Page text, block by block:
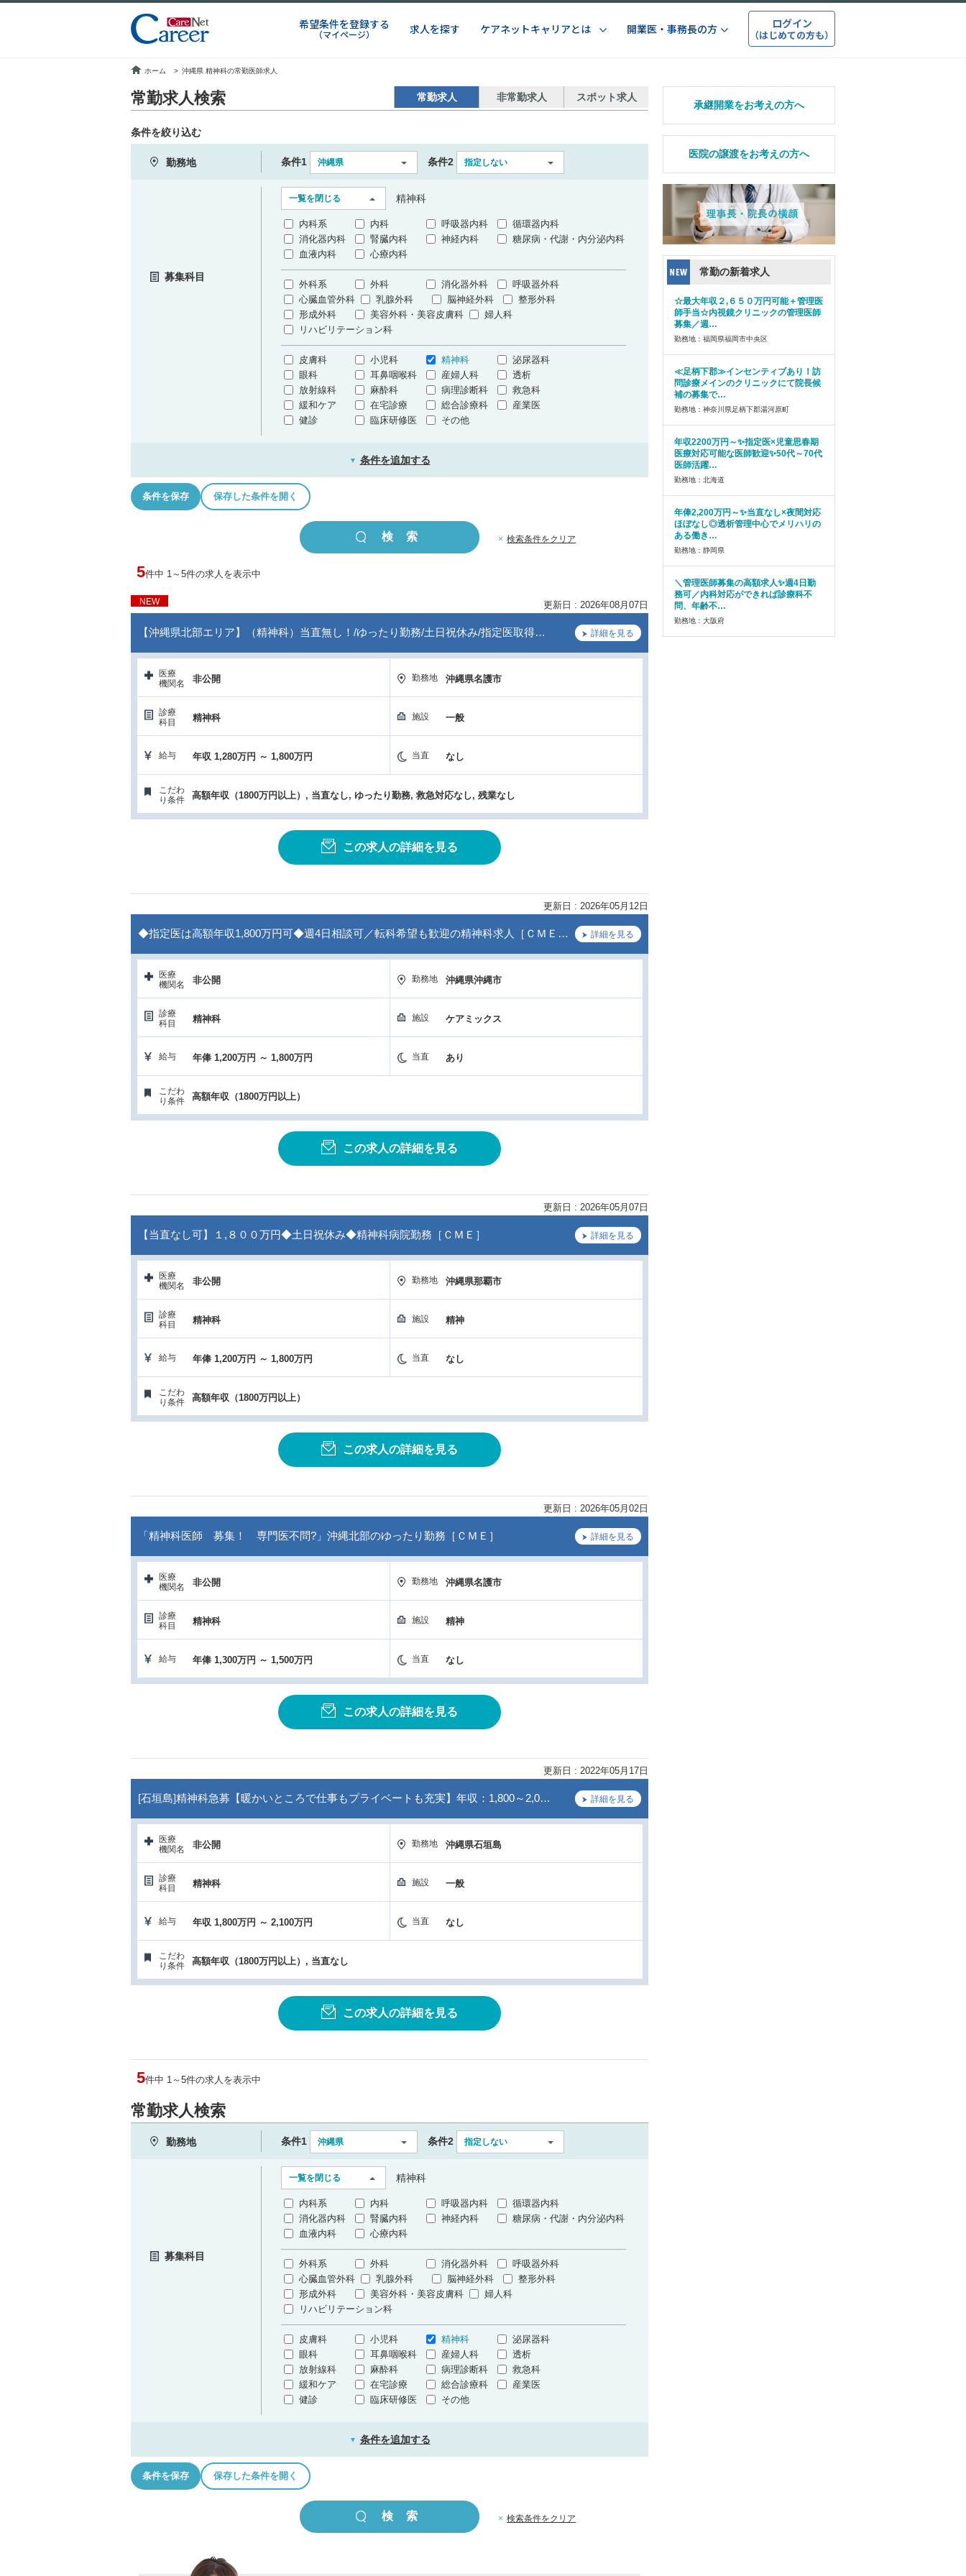
希望条件を登録する
（マイページ） 求人を探す ケアネットキャリアとは 開業医・事務長の方 ログイン
（はじめての方も）
ホーム > 沖縄県 精神科の常勤医師求人
常勤求人検索 常勤求人 非常勤求人 スポット求人
条件を絞り込む
勤務地 条件1 沖縄県 条件2 指定しない
募集科目
一覧を閉じる 精神科
内科系 内科 呼吸器内科
循環器内科
消化器内科
腎臓内科 神経内科
糖尿病・代謝・内分泌内科
血液内科
心療内科
外科系 外科 消化器外科
呼吸器外科
心臓血管外科
乳腺外科 脳神経外科
整形外科
形成外科
美容外科・美容皮膚科
婦人科
リハビリテーション科
皮膚科 小児科 精神科
泌尿器科
眼科
耳鼻咽喉科 産婦人科
透析
放射線科
麻酔科 病理診断科
救急科
緩和ケア
在宅診療 総合診療科
産業医
健診
臨床研修医 その他
▼ 条件を追加する
条件を保存 保存した条件を開く
× 検索条件をクリア
5件中 1～5件の求人を表示中
NEW 更新日 : 2026年08月07日
【沖縄県北部エリア】（精神科）当直無し！/ゆったり勤務/土日祝休み/指定医取得… 詳細を見る
医療
機関名
非公開 勤務地 沖縄県名護市
診療
科目
精神科 施設 一般
給与 年収 1,280万円 ～ 1,800万円 当直 なし
こだわ
り条件
高額年収（1800万円以上）, 当直なし, ゆったり勤務, 救急対応なし, 残業なし
この求人の詳細を見る
更新日 : 2026年05月12日
◆指定医は高額年収1,800万円可◆週4日相談可／転科希望も歓迎の精神科求人［ＣＭＥ… 詳細を見る
医療
機関名
非公開 勤務地 沖縄県沖縄市
診療
科目
精神科 施設 ケアミックス
給与 年俸 1,200万円 ～ 1,800万円 当直 あり
こだわ
り条件
高額年収（1800万円以上）
この求人の詳細を見る
更新日 : 2026年05月07日
【当直なし可】１,８００万円◆土日祝休み◆精神科病院勤務［ＣＭＥ］ 詳細を見る
医療
機関名
非公開 勤務地 沖縄県那覇市
診療
科目
精神科 施設 精神
給与 年俸 1,200万円 ～ 1,800万円 当直 なし
こだわ
り条件
高額年収（1800万円以上）
この求人の詳細を見る
更新日 : 2026年05月02日
「精神科医師 募集！ 専門医不問?」沖縄北部のゆったり勤務［ＣＭＥ］ 詳細を見る
医療
機関名
非公開 勤務地 沖縄県名護市
診療
科目
精神科 施設 精神
給与 年俸 1,300万円 ～ 1,500万円 当直 なし
この求人の詳細を見る
更新日 : 2022年05月17日
[石垣島]精神科急募【暖かいところで仕事もプライベートも充実】年収：1,800～2,0… 詳細を見る
医療
機関名
非公開 勤務地 沖縄県石垣島
診療
科目
精神科 施設 一般
給与 年収 1,800万円 ～ 2,100万円 当直 なし
こだわ
り条件
高額年収（1800万円以上）, 当直なし
この求人の詳細を見る
5件中 1～5件の求人を表示中
常勤求人検索
勤務地 条件1 沖縄県 条件2 指定しない
募集科目
一覧を閉じる 精神科
内科系 内科 呼吸器内科
循環器内科
消化器内科
腎臓内科 神経内科
糖尿病・代謝・内分泌内科
血液内科
心療内科
外科系 外科 消化器外科
呼吸器外科
心臓血管外科
乳腺外科 脳神経外科
整形外科
形成外科
美容外科・美容皮膚科
婦人科
リハビリテーション科
皮膚科 小児科 精神科
泌尿器科
眼科
耳鼻咽喉科 産婦人科
透析
放射線科
麻酔科 病理診断科
救急科
緩和ケア
在宅診療 総合診療科
産業医
健診
臨床研修医 その他
▼ 条件を追加する
条件を保存 保存した条件を開く
× 検索条件をクリア
承継開業をお考えの方へ
医院の譲渡をお考えの方へ
常勤の新着求人
☆最大年収２,６５０万円可能＋管理医
師手当☆内視鏡クリニックの管理医師
募集／週…
勤務地：福岡県福岡市中央区
≪足柄下郡≫インセンティブあり！訪
問診療メインのクリニックにて院長候
補の募集で…
勤務地：神奈川県足柄下郡湯河原町
年収2200万円～✨指定医×児童思春期
医療対応可能な医師歓迎✨50代～70代
医師活躍…
勤務地：北海道
年俸2,200万円～✨当直なし×夜間対応
ほぼなし◎透析管理中心でメリハリの
ある働き…
勤務地：静岡県
＼管理医師募集の高額求人✨週4日勤
務可／内科対応ができれば診療科不
問、年齢不…
勤務地：大阪府